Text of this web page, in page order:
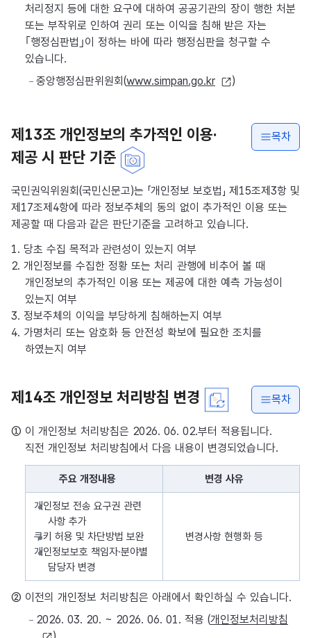
처리정지 등에 대한 요구에 대하여 공공기관의 장이 행한 처분
또는 부작위로 인하여 권리 또는 이익을 침해 받은 자는
｢행정심판법｣이 정하는 바에 따라 행정심판을 청구할 수
있습니다.
중앙행정심판위원회(www.simpan.go.kr )
제13조 개인정보의 추가적인 이용·
제공 시 판단 기준
목차
국민권익위원회(국민신문고)는 「개인정보 보호법」 제15조제3항 및
제17조제4항에 따라 정보주체의 동의 없이 추가적인 이용 또는
제공할 때 다음과 같은 판단기준을 고려하고 있습니다.
1. 당초 수집 목적과 관련성이 있는지 여부
2. 개인정보를 수집한 정황 또는 처리 관행에 비추어 볼 때
개인정보의 추가적인 이용 또는 제공에 대한 예측 가능성이
있는지 여부
3. 정보주체의 이익을 부당하게 침해하는지 여부
4. 가명처리 또는 암호화 등 안전성 확보에 필요한 조치를
하였는지 여부
제14조 개인정보 처리방침 변경 목차
① 이 개인정보 처리방침은 2026. 06. 02.부터 적용됩니다.
직전 개인정보 처리방침에서 다음 내용이 변경되었습니다.
개인정보 처리방침 변경내용을 나타낸 표로 주요 개정내용, 변경 사
주요 개정내용 변경 사유
개인정보 전송 요구권 관련
사항 추가
쿠키 허용 및 차단방법 보완
개인정보보호 책임자·분야별
담당자 변경
변경사항 현행화 등
② 이전의 개인정보 처리방침은 아래에서 확인하실 수 있습니다.
2026. 03. 20. ~ 2026. 06. 01. 적용 (개인정보처리방침